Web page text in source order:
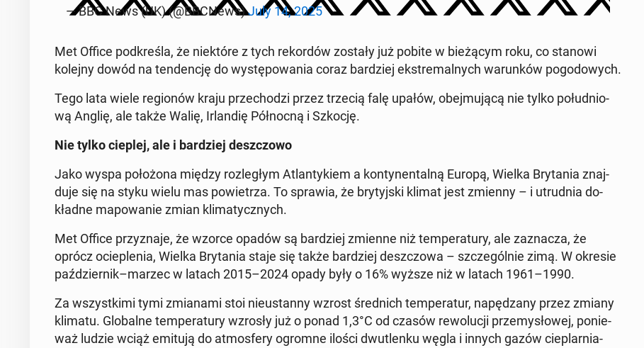
— BBC News (UK) (@BBCNews)July 14, 2025
Met Office pod­kre­śla, że nie­któ­re z tych re­kor­dów zostały już pobite w bie­żą­cym roku, co stanowi
kolejny dowód na ten­den­cję do wy­stę­po­wa­nia coraz bar­dziej eks­tre­mal­nych wa­run­ków po­go­do­wych.
Tego lata wiele re­gio­nów kraju prze­cho­dzi przez trzecią falę upałów, obej­mu­ją­cą nie tylko po­łu­dnio­
wą Anglię, ale także Walię, Ir­lan­dię Pół­noc­ną i Szkocję.
Nie tylko cieplej, ale i bar­dziej desz­czo­wo
Jako wyspa po­ło­żo­na między roz­le­głym Atlan­ty­kiem a kon­ty­nen­tal­ną Europą, Wielka Bry­ta­nia znaj­
du­je się na styku wielu mas po­wie­trza. To sprawia, że bry­tyj­ski klimat jest zmienny – i utrud­nia do­
kład­ne ma­po­wa­nie zmian kli­ma­tycz­nych.
Met Office przy­zna­je, że wzorce opadów są bar­dziej zmienne niż tem­pe­ra­tu­ry, ale za­zna­cza, że
oprócz ocie­ple­nia, Wielka Bry­ta­nia staje się także bar­dziej desz­czo­wa – szcze­gól­nie zimą. W okresie
paź­dzier­nik–marzec w latach 2015–2024 opady były o 16% wyższe niż w latach 1961–1990.
Za wszyst­ki­mi tymi zmia­na­mi stoi nie­ustan­ny wzrost śred­nich tem­pe­ra­tur, na­pę­dza­ny przez zmiany
klimatu. Glo­bal­ne tem­pe­ra­tu­ry wzrosły już o ponad 1,3°C od czasów re­wo­lu­cji prze­my­sło­wej, po­nie­
waż ludzie wciąż emitują do at­mos­fe­ry ogromne ilości dwu­tlen­ku węgla i innych gazów cie­plar­nia­